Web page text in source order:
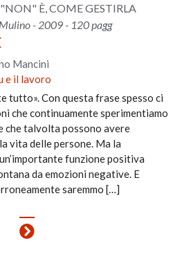
È, COME GESTIRLA
- 2009 - 120 pagg
Mancini
e il lavoro
tutto». Con questa frase spesso ci
che continuamente sperimentiamo
che talvolta possono avere
vita delle persone. Ma la
funzione positiva
da emozioni negative. E
saremmo […]